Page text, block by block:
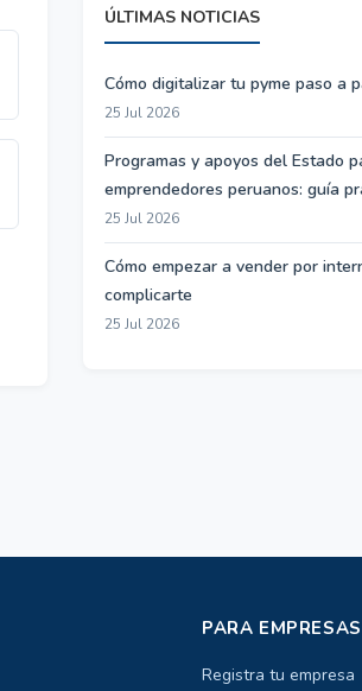
ÚLTIMAS NOTICIAS
Cómo digitalizar tu pyme paso a
25 Jul 2026
Programas y apoyos del Estado
emprendedores peruanos: guía
25 Jul 2026
Cómo empezar a vender por
complicarte
25 Jul 2026
PARA EMPRESAS
Registra tu empresa